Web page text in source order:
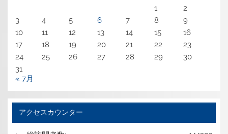
1
2
3
4 5 6 7 8
9
10
11 12 13 14 15
16
17
18 19 20 21 22
23
24
25 26 27 28 29
30
31
« 7月
アクセスカウンター